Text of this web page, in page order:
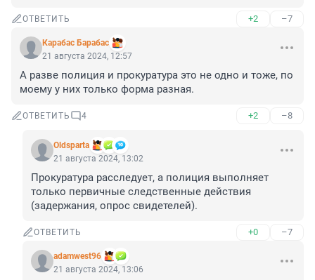
ОТВЕТИТЬ +2 –7
Карабас Барабас
21 августа 2024, 12:57
А разве полиция и прокуратура это не одно и тоже, по
моему у них только форма разная.
ОТВЕТИТЬ 4 +2 –8
Oldsparta
21 августа 2024, 13:02
Прокуратура расследует, а полиция выполняет
только первичные следственные действия
(задержания, опрос свидетелей).
ОТВЕТИТЬ +0 –7
adamwest96
21 августа 2024, 13:06